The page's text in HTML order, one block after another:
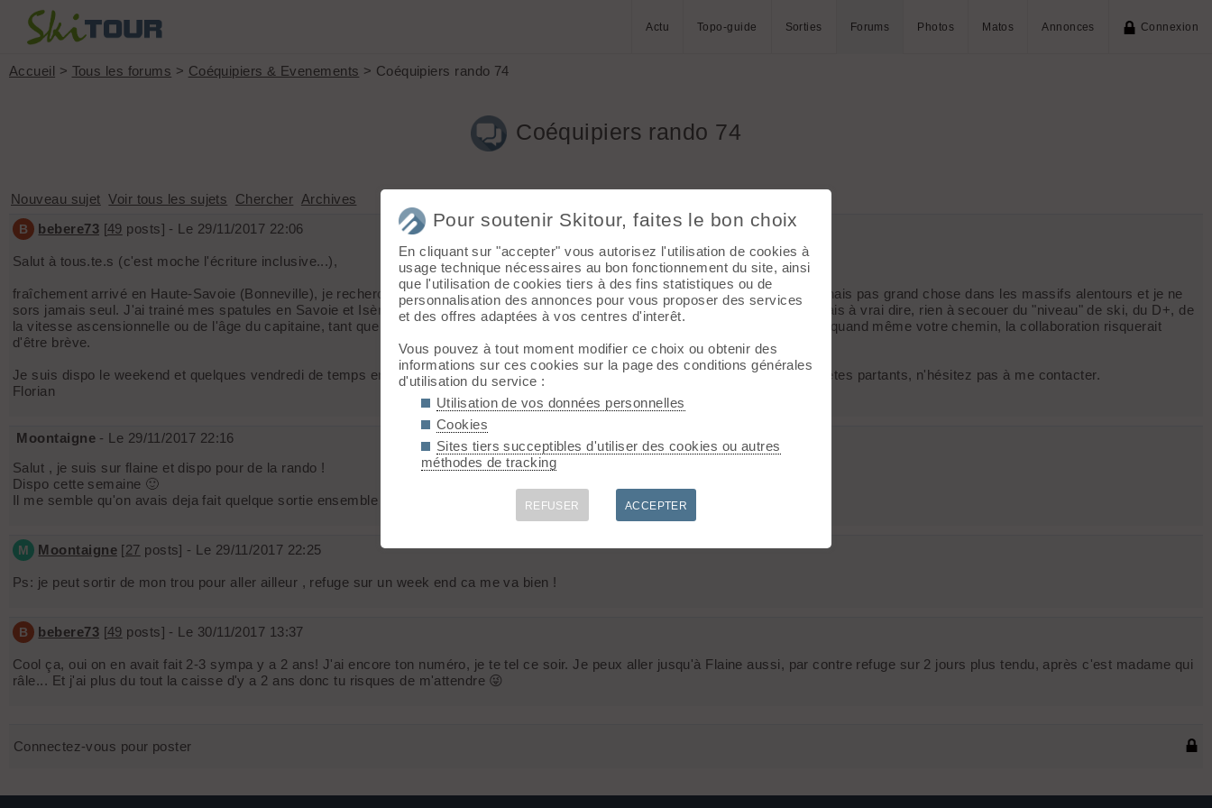
Actu Topo-guide Sorties Forums Photos Matos Annonces Connexion
Accueil > Tous les forums > Coéquipiers & Evenements > Coéquipiers rando 74
Coéquipiers rando 74
Nouveau sujet Voir tous les sujets Chercher Archives
B bebere73 [49 posts] - Le 29/11/2017 22:06
Salut à tous.te.s (c'est moche l'écriture inclusive...),
fraîchement arrivé en Haute-Savoie (Bonneville), je recherche des gens avec qui partager des randos dans le coin, mais je ne connais pas grand chose dans les massifs alentours et je ne
sors jamais seul. J'ai trainé mes spatules en Savoie et Isère jusque là, du 1.1 au 5.2, petites promenades ou grandes bambeés, mais à vrai dire, rien à secouer du "niveau" de ski, du D+, de
la vitesse ascensionnelle ou de l'âge du capitaine, tant que le plaisir est là. Enfin bon, grands débutants et pierra mentistes passez quand même votre chemin, la collaboration risquerait
d'être brève.
Je suis dispo le weekend et quelques vendredi de temps en temps, à commencer par ce vendredi et/ou samedi 1 et 2/12. Si vous êtes partants, n'hésitez pas à me contacter.
Florian
Moontaigne- Le 29/11/2017 22:16
Salut , je suis sur flaine et dispo pour de la rando !
Dispo cette semaine 🙂
Il me semble qu'on avais deja fait quelque sortie ensemble en 2016 !
M Moontaigne[27 posts] - Le 29/11/2017 22:25
Ps: je peut sortir de mon trou pour aller ailleur , refuge sur un week end ca me va bien !
B bebere73 [49 posts] - Le 30/11/2017 13:37
Cool ça, oui on en avait fait 2-3 sympa y a 2 ans! J'ai encore ton numéro, je te tel ce soir. Je peux aller jusqu'à Flaine aussi, par contre refuge sur 2 jours plus tendu, après c'est madame qui
râle... Et j'ai plus du tout la caisse d'y a 2 ans donc tu risques de m'attendre 😜
Connectez-vous pour poster
Pour soutenir Skitour, faites le bon choix
En cliquant sur "accepter" vous autorisez l'utilisation de cookies à
usage technique nécessaires au bon fonctionnement du site, ainsi
que l'utilisation de cookies tiers à des fins statistiques ou de
personnalisation des annonces pour vous proposer des services
et des offres adaptées à vos centres d'interêt.
Vous pouvez à tout moment modifier ce choix ou obtenir des
informations sur ces cookies sur la page des conditions générales
d'utilisation du service :
Utilisation de vos données personnelles
Cookies
Sites tiers succeptibles d'utiliser des cookies ou autres
méthodes de tracking
REFUSER ACCEPTER